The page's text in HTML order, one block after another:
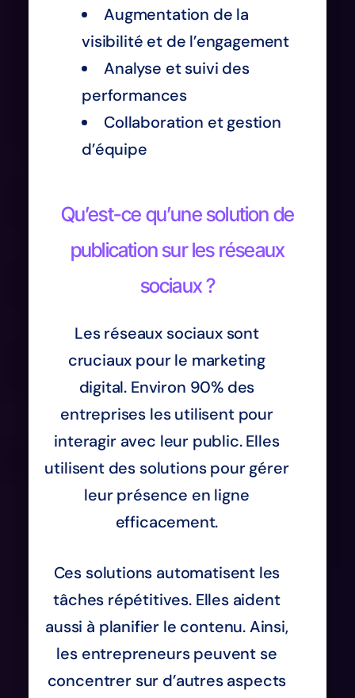
Augmentation de la
visibilité et de l’engagement
Analyse et suivi des
performances
Collaboration et gestion
d’équipe
Qu’est-ce qu’une solution de
publication sur les réseaux
sociaux ?
Les réseaux sociaux sont
cruciaux pour le marketing
digital. Environ 90% des
entreprises les utilisent pour
interagir avec leur public. Elles
utilisent des solutions pour gérer
leur présence en ligne
efficacement.
Ces solutions automatisent les
tâches répétitives. Elles aident
aussi à planifier le contenu. Ainsi,
les entrepreneurs peuvent se
concentrer sur d’autres aspects